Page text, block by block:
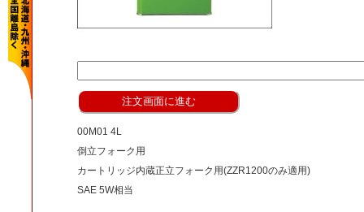
00M01 4L
倒立フォーク用
カートリッジ内蔵正立フォーク用(ZZR1200のみ適用)
SAE 5W相当